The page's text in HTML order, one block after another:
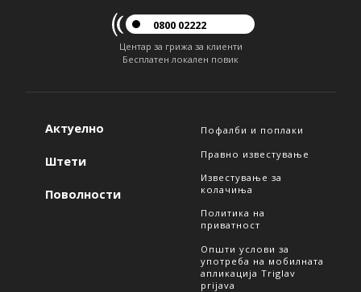
0800 02222
Центар за грижа за клиенти
Бесплатен локален повик
Актуелно
Штети
Поволности
Пофалби и поплаки
Правно известување
Известување за
колачиња
Политика на
приватност
Општи услови за
употреба на мобилната
апликација Triglav
prijava